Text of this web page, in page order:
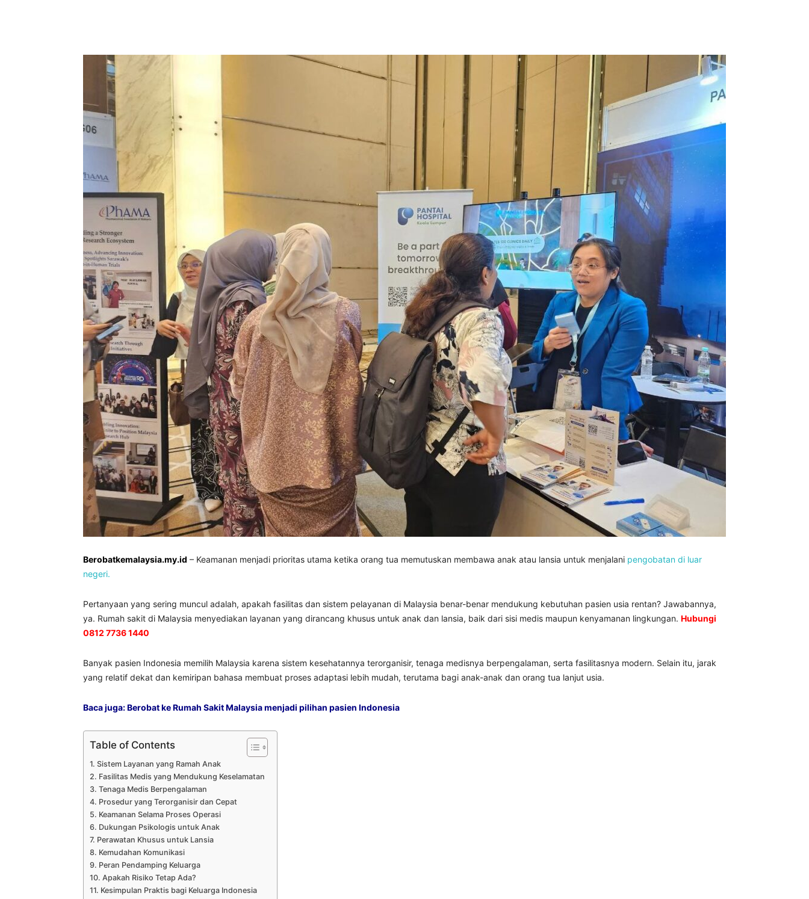
Berobatkemalaysia.my.id – Keamanan menjadi prioritas utama ketika orang tua memutuskan membawa anak atau lansia untuk menjalani pengobatan di luar
negeri.
Pertanyaan yang sering muncul adalah, apakah fasilitas dan sistem pelayanan di Malaysia benar-benar mendukung kebutuhan pasien usia rentan? Jawabannya,
ya. Rumah sakit di Malaysia menyediakan layanan yang dirancang khusus untuk anak dan lansia, baik dari sisi medis maupun kenyamanan lingkungan. Hubungi
0812 7736 1440
Banyak pasien Indonesia memilih Malaysia karena sistem kesehatannya terorganisir, tenaga medisnya berpengalaman, serta fasilitasnya modern. Selain itu, jarak
yang relatif dekat dan kemiripan bahasa membuat proses adaptasi lebih mudah, terutama bagi anak-anak dan orang tua lanjut usia.
Baca juga:Berobat ke Rumah Sakit Malaysia menjadi pilihan pasien Indonesia
Table of Contents
Sistem Layanan yang Ramah Anak
Fasilitas Medis yang Mendukung Keselamatan
Tenaga Medis Berpengalaman
Prosedur yang Terorganisir dan Cepat
Keamanan Selama Proses Operasi
Dukungan Psikologis untuk Anak
Perawatan Khusus untuk Lansia
Kemudahan Komunikasi
Peran Pendamping Keluarga
Apakah Risiko Tetap Ada?
Kesimpulan Praktis bagi Keluarga Indonesia